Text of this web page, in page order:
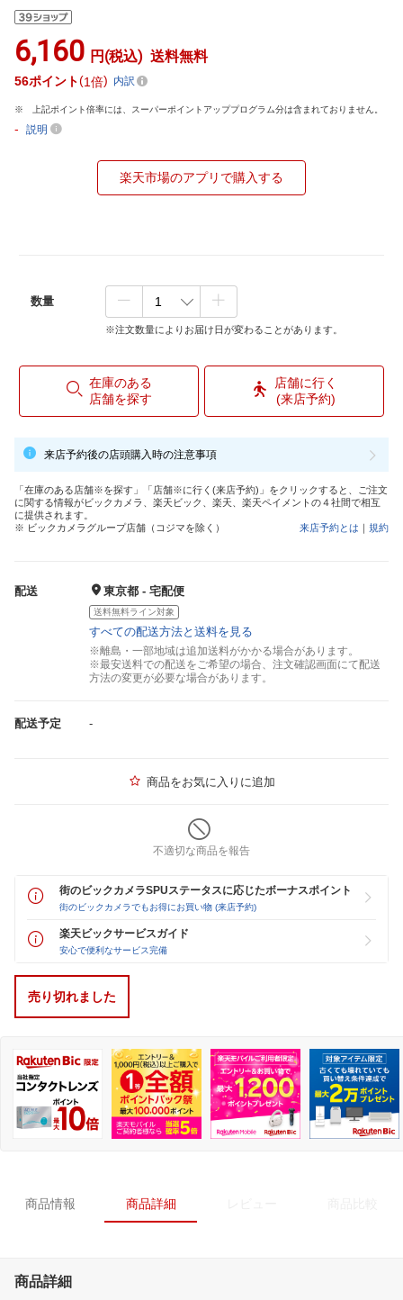
6,160 円(税込) 送料無料
56ポイント 1倍 内訳
上記ポイント倍率には、スーパーポイントアッププログラム分は含まれておりません。
- 説明
楽天市場のアプリで購入する
数量
※注文数量によりお届け日が変わることがあります。
在庫のある
店舗を探す
店舗に行く
(来店予約)
来店予約後の店頭購入時の注意事項
「在庫のある店舗※を探す」「店舗※に行く(来店予約)」をクリックすると、ご注文
に関する情報がビックカメラ、楽天ビック、楽天、楽天ペイメントの４社間で相互
に提供されます。
※ ビックカメラグループ店舗（コジマを除く）
来店予約とは ｜ 規約
配送 東京都 - 宅配便
送料無料ライン対象
すべての配送方法と送料を見る
※離島・一部地域は追加送料がかかる場合があります。
※最安送料での配送をご希望の場合、注文確認画面にて配送
方法の変更が必要な場合があります。
配送予定 -
商品をお気に入りに追加
不適切な商品を報告
街のビックカメラSPUステータスに応じたボーナスポイント
街のビックカメラでもお得にお買い物 (来店予約)
楽天ビックサービスガイド
安心で便利なサービス完備
売り切れました
商品情報 商品詳細
商品詳細